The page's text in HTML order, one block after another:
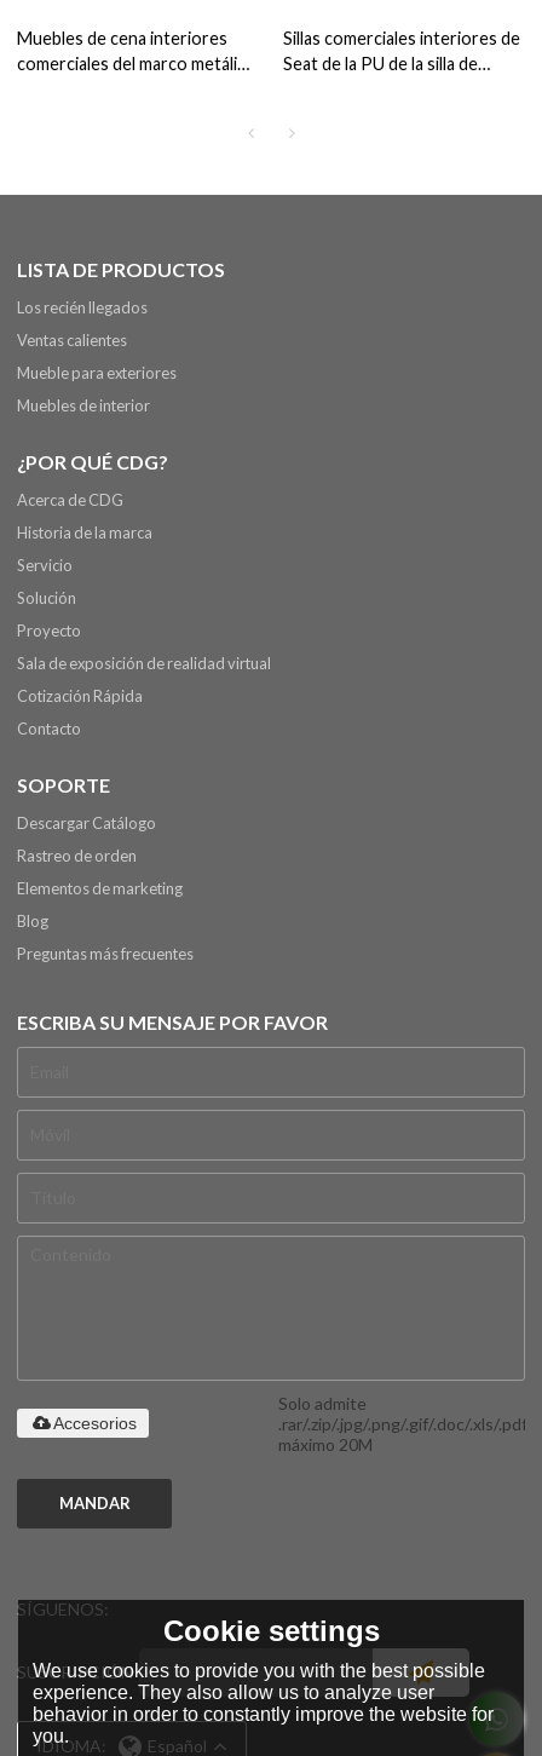
Muebles de cena interiores
comerciales del marco metálico
Sillas comerciales interiores de
Seat de la PU de la silla de
LISTA DE PRODUCTOS
Los recién llegados
Ventas calientes
Mueble para exteriores
Muebles de interior
¿POR QUÉ CDG?
Acerca de CDG
Historia de la marca
Servicio
Solución
Proyecto
Sala de exposición de realidad virtual
Cotización Rápida
Contacto
SOPORTE
Descargar Catálogo
Rastreo de orden
Elementos de marketing
Blog
Preguntas más frecuentes
ESCRIBA SU MENSAJE POR FAVOR
Solo admite
.rar/.zip/.jpg/.png/.gif/.doc/.xls/.pdf,
máximo 20M
Accesorios
MANDAR
SÍGUENOS:
SUSCRIPCIÓN
IDIOMA: Español
Cookie settings
We use cookies to provide you with the best possible
experience. They also allow us to analyze user
behavior in order to constantly improve the website for
you.